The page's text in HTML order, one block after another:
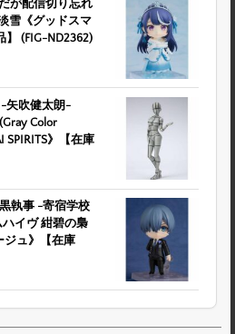
が配信切り忘れ
雪《グッドスマ
】 (FIG-ND2362)
-矢吹健太朗-
Color
》【在庫
執事 -寄宿学校
イヴ 紺碧の梟
ジュ》【在庫